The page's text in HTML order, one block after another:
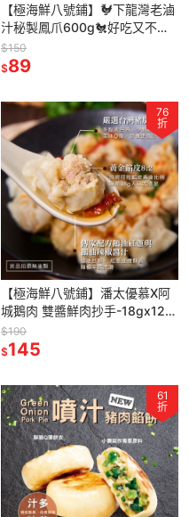
【極海鮮八號鋪】🐓下龍灣老滷
汁秘製鳳爪600g🐔好吃又不沾
手的鳳爪,真的讓人一口接一口都
停不下
$150
$89
76
折
【極海鮮八號鋪】潘太優慕X阿
城鵝肉 雙醬鮮肉抄手-18gx12
顆/包-多重口感, 鮮甜好滋味
$190
$145
61
折